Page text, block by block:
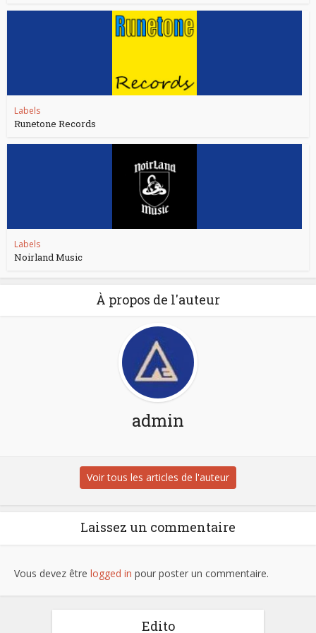
Labels
Runetone Records
Labels
Noirland Music
À propos de l'auteur
admin
Voir tous les articles de l'auteur
Laissez un commentaire
Vous devez être logged in pour poster un commentaire.
Edito